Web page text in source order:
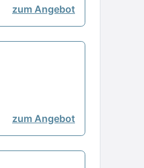
zum Angebot
zum Angebot